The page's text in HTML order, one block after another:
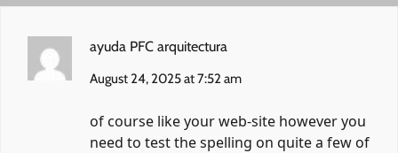
ayuda PFC arquitectura
August 24, 2025 at 7:52 am
of course like your web-site however you
need to test the spelling on quite a few of